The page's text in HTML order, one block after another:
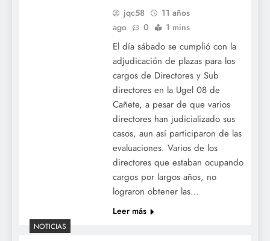
jqc58
11 años
ago
0 1 mins
El día sábado se cumplió con la
adjudicación de plazas para los
cargos de Directores y Sub
directores en la Ugel 08 de
Cañete, a pesar de que varios
directores han judicializado sus
casos, aun así participaron de las
evaluaciones. Varios de los
directores que estaban ocupando
cargos por largos años, no
lograron obtener las…
Leer más
NOTICIAS